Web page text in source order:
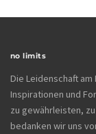
no limits
Die Leidenschaft
Inspirationen und
zu gewährleisten,
bedanken wir uns